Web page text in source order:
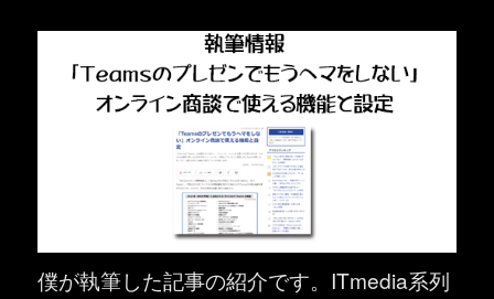
僕が執筆した記事の紹介です。ITmedia系列